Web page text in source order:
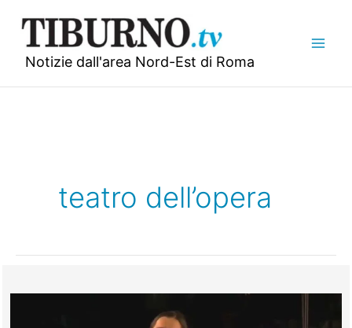
contenuto
Notizie dall'area Nord-Est di Roma
teatro dell’opera